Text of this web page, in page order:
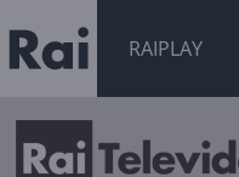
RAIPLAY